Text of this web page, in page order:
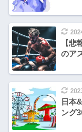
【悲
のア
日本
ング